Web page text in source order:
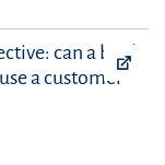
can a bank
a customer